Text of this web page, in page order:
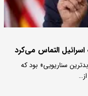
التماس می‌کرد
سناریویی» بود که